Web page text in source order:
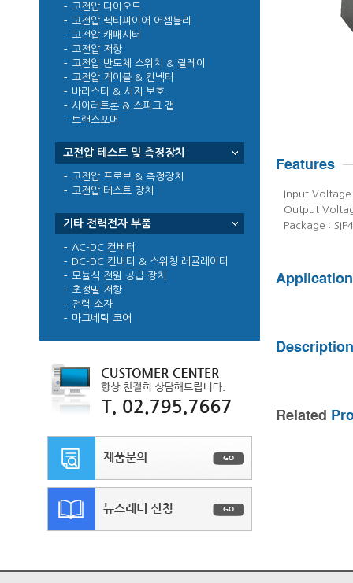
고전압 다이오드
고전압 렉티파이어 어셈블리
고전압 캐패시터
고전압 저항
고전압 반도체 스위치 & 릴레이
고전압 케이블 & 컨넥터
바리스터 & 서지 보호
사이러트론 & 스파크 갭
트랜스포머
고전압 테스트 및 측정장치
고전압 프로브 & 측정장치
고전압 테스트 장치
기타 전력전자 부품
AC-DC 컨버터
DC-DC 컨버터 & 스위칭 레귤레이터
모듈식 전원 공급 장치
초정밀 저항
전력 소자
마그네틱 코어
Input
Output
Package : SIP4